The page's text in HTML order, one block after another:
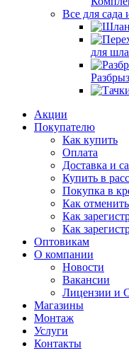
Все для сада
для
Акции
Покупателю
Как купить
Оплата
Доставка и
Купить в
Покупка в
Как отменить
Как
Как
Оптовикам
О компании
Новости
Вакансии
Лицензии и
Магазины
Монтаж
Услуги
Контакты